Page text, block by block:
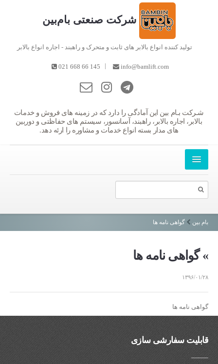
شرکت صنعتی بام‌بین
تولید کننده انواع بالابر های ثابت و متحرک و راهبند - اجاره انواع بالابر
info@bamlift.com
|
021 668 66 145
شـرکت بـام بین این آمادگی را دارد که در زمینه های فروش و خدمات
بالابر، اجاره بالابر، راهبند، آسانسور، سیستم های حفاظتی و دوربین
های مدار بسته انواع خدمات و مشاوره را ارئه دهد.
نمایشگاه ها
گواهی نامه ها
بام بین گواهی نامه ها
» گواهی نامه ها
۱۳۹۶/۰۱/۲۸
گواهی نامه ها
قابلیت سفارشی سازی